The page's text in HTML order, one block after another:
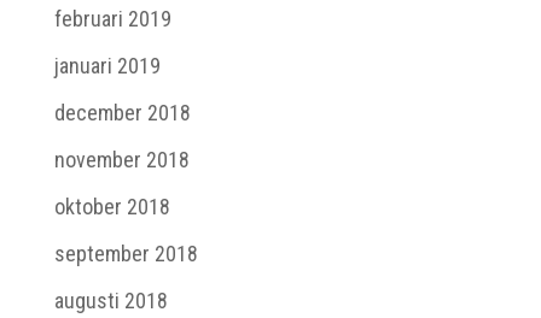
februari 2019
januari 2019
december 2018
november 2018
oktober 2018
september 2018
augusti 2018